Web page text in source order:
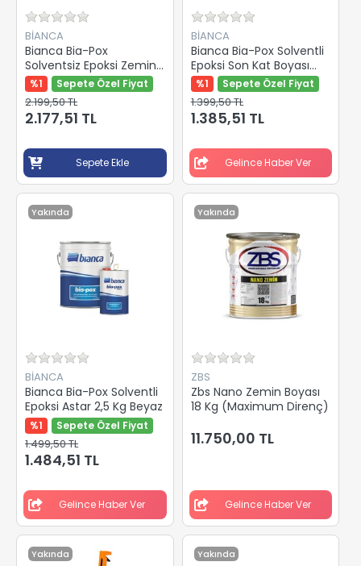
BİANCA
Bianca Bia-Pox
Solventsiz Epoksi Zemin
Kaplama Astarı 2,5 Kg
%1 Sepete Özel Fiyat
2.199,50 TL
2.177,51 TL
Sepete Ekle
BİANCA
Bianca Bia-Pox Solventli
Epoksi Son Kat Boyası
Beyaz 2,5 Kg
%1 Sepete Özel Fiyat
1.399,50 TL
1.385,51 TL
Gelince Haber Ver
Yakında
BİANCA
Bianca Bia-Pox Solventli
Epoksi Astar 2,5 Kg Beyaz
%1 Sepete Özel Fiyat
1.499,50 TL
1.484,51 TL
Gelince Haber Ver
Yakında
ZBS
Zbs Nano Zemin Boyası
18 Kg (Maximum Direnç)
11.750,00 TL
Gelince Haber Ver
Yakında Yakında